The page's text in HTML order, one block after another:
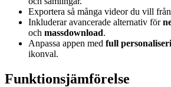
Exportera så många videor du vill från
Inkluderar avancerade alternativ för
och massdownload.
Anpassa appen med full
ikonval.
Funktionsjämförelse